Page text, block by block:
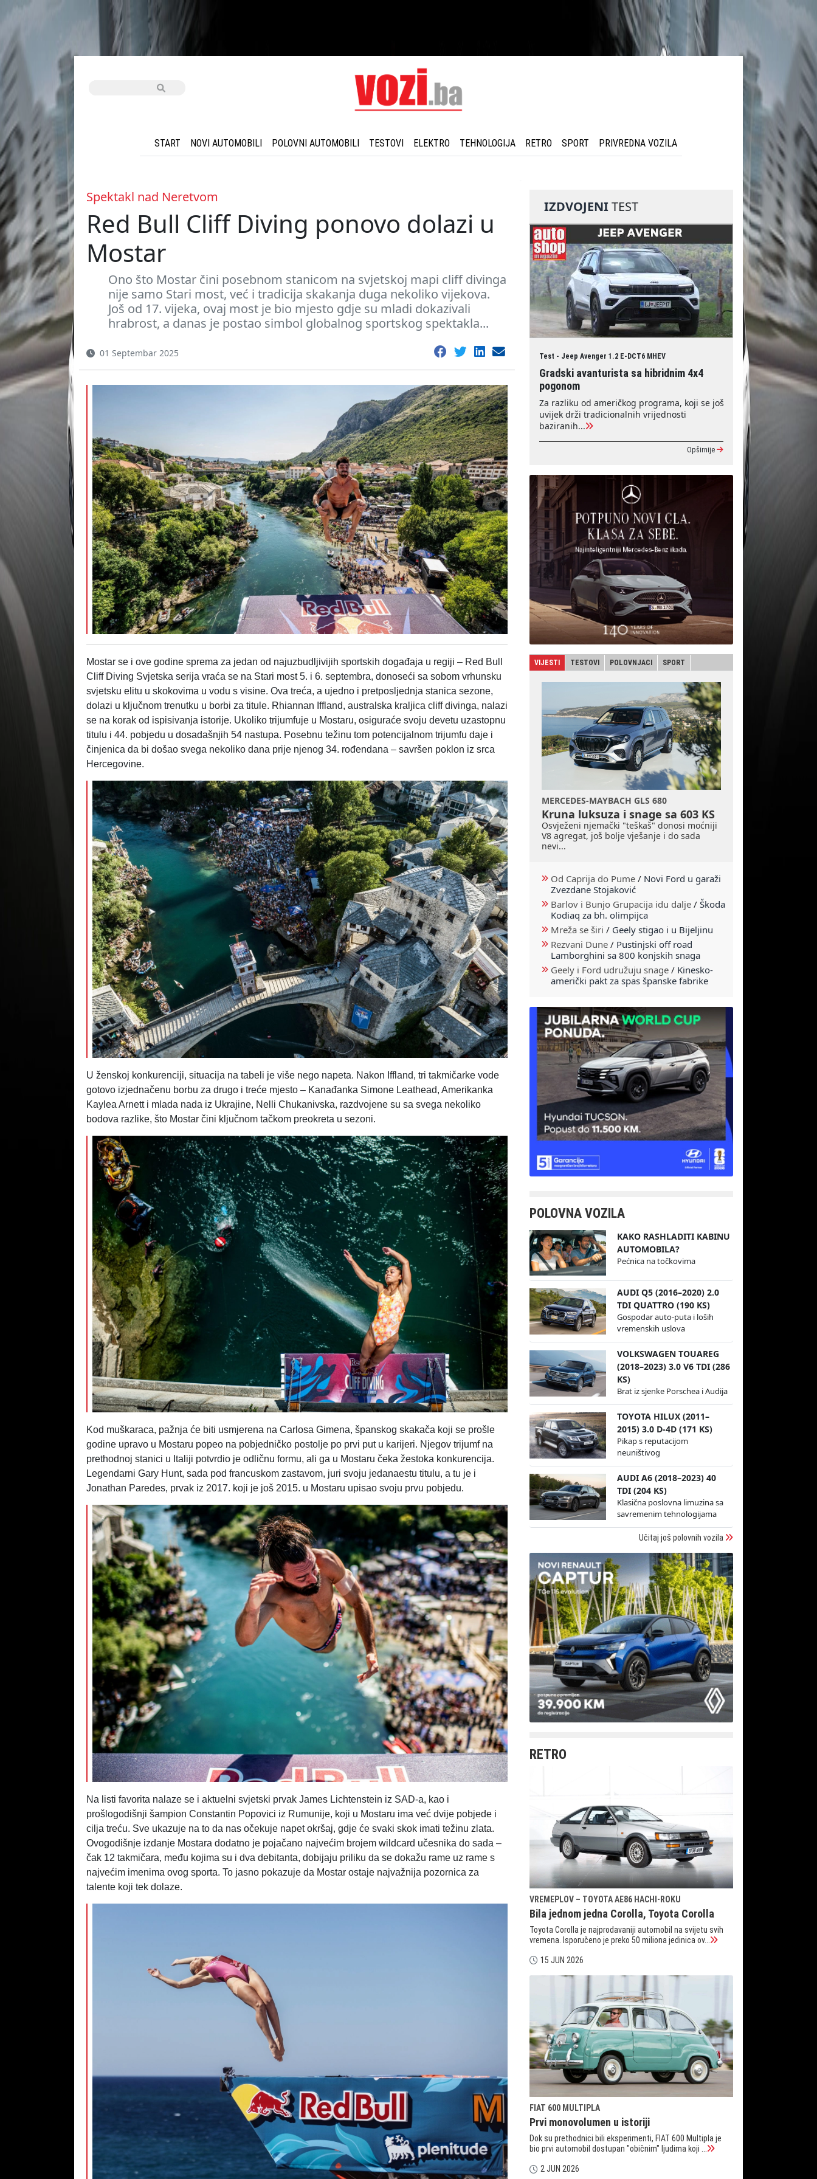
START NOVI AUTOMOBILI POLOVNI AUTOMOBILI TESTOVI ELEKTRO TEHNOLOGIJA RETRO SPORT PRIVREDNA VOZILA
Spektakl nad Neretvom
Red Bull Cliff Diving ponovo dolazi u
Mostar
Ono što Mostar čini posebnom stanicom na svjetskoj mapi cliff divinga
nije samo Stari most, već i tradicija skakanja duga nekoliko vijekova.
Još od 17. vijeka, ovaj most je bio mjesto gdje su mladi dokazivali
hrabrost, a danas je postao simbol globalnog sportskog spektakla...
01 Septembar 2025
Mostar se i ove godine sprema za jedan od najuzbudljivijih sportskih događaja u regiji – Red Bull
Cliff Diving Svjetska serija vraća se na Stari most 5. i 6. septembra, donoseći sa sobom vrhunsku
svjetsku elitu u skokovima u vodu s visine. Ova treća, a ujedno i pretposljednja stanica sezone,
dolazi u ključnom trenutku u borbi za titule. Rhiannan Iffland, australska kraljica cliff divinga, nalazi
se na korak od ispisivanja istorije. Ukoliko trijumfuje u Mostaru, osiguraće svoju devetu uzastopnu
titulu i 44. pobjedu u dosadašnjih 54 nastupa. Posebnu težinu tom potencijalnom trijumfu daje i
činjenica da bi došao svega nekoliko dana prije njenog 34. rođendana – savršen poklon iz srca
Hercegovine.
U ženskoj konkurenciji, situacija na tabeli je više nego napeta. Nakon Iffland, tri takmičarke vode
gotovo izjednačenu borbu za drugo i treće mjesto – Kanađanka Simone Leathead, Amerikanka
Kaylea Arnett i mlada nada iz Ukrajine, Nelli Chukanivska, razdvojene su sa svega nekoliko
bodova razlike, što Mostar čini ključnom tačkom preokreta u sezoni.
Kod muškaraca, pažnja će biti usmjerena na Carlosa Gimena, španskog skakača koji se prošle
godine upravo u Mostaru popeo na pobjedničko postolje po prvi put u karijeri. Njegov trijumf na
prethodnoj stanici u Italiji potvrdio je odličnu formu, ali ga u Mostaru čeka žestoka konkurencija.
Legendarni Gary Hunt, sada pod francuskom zastavom, juri svoju jedanaestu titulu, a tu je i
Jonathan Paredes, prvak iz 2017. koji je još 2015. u Mostaru upisao svoju prvu pobjedu.
Na listi favorita nalaze se i aktuelni svjetski prvak James Lichtenstein iz SAD-a, kao i
prošlogodišnji šampion Constantin Popovici iz Rumunije, koji u Mostaru ima već dvije pobjede i
cilja treću. Sve ukazuje na to da nas očekuje napet okršaj, gdje će svaki skok imati težinu zlata.
Ovogodišnje izdanje Mostara dodatno je pojačano najvećim brojem wildcard učesnika do sada –
čak 12 takmičara, među kojima su i dva debitanta, dobijaju priliku da se dokažu rame uz rame s
najvećim imenima ovog sporta. To jasno pokazuje da Mostar ostaje najvažnija pozornica za
talente koji tek dolaze.
IZDVOJENITEST
Test - Jeep Avenger 1.2 E-DCT6 MHEV
Gradski avanturista sa hibridnim 4x4
pogonom
Za razliku od američkog programa, koji se još
uvijek drži tradicionalnih vrijednosti
baziranih...
Opširnije
VIJESTI TESTOVI POLOVNJACI SPORT
MERCEDES-MAYBACH GLS 680
Kruna luksuza i snage sa 603 KS
Osvježeni njemački "teškaš" donosi moćniji
V8 agregat, još bolje vješanje i do sada
nevi...
Od Caprija do Pume / Novi Ford u garaži
Zvezdane Stojaković
Barlov i Bunjo Grupacija idu dalje /Škoda
Kodiaq za bh. olimpijca
Mreža se širi / Geely stigao i u Bijeljinu
Rezvani Dune / Pustinjski off road
Lamborghini sa 800 konjskih snaga
Geely i Ford udružuju snage / Kinesko-
američki pakt za spas španske fabrike
POLOVNA VOZILA
KAKO RASHLADITI KABINU
AUTOMOBILA?
Pećnica na točkovima
AUDI Q5 (2016–2020) 2.0
TDI QUATTRO (190 KS)
Gospodar auto-puta i loših
vremenskih uslova
VOLKSWAGEN TOUAREG
(2018–2023) 3.0 V6 TDI (286
KS)
Brat iz sjenke Porschea i Audija
TOYOTA HILUX (2011–
2015) 3.0 D-4D (171 KS)
Pikap s reputacijom
neuništivog
AUDI A6 (2018–2023) 40
TDI (204 KS)
Klasična poslovna limuzina sa
savremenim tehnologijama
Učitaj još polovnih vozila
RETRO
VREMEPLOV – TOYOTA AE86 HACHI-ROKU
Bila jednom jedna Corolla, Toyota Corolla
Toyota Corolla je najprodavaniji automobil na svijetu svih
vremena. Isporučeno je preko 50 miliona jedinica ov...
15 JUN 2026
FIAT 600 MULTIPLA
Prvi monovolumen u istoriji
Dok su prethodnici bili eksperimenti, FIAT 600 Multipla je
bio prvi automobil dostupan "običnim" ljudima koji ...
2 JUN 2026